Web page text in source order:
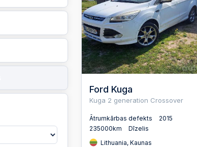
Ford Kuga
Kuga 2 generation Crossover
Ātrumkārbas defekts
2015
235000km
Dīzelis
Lithuania, Kaunas